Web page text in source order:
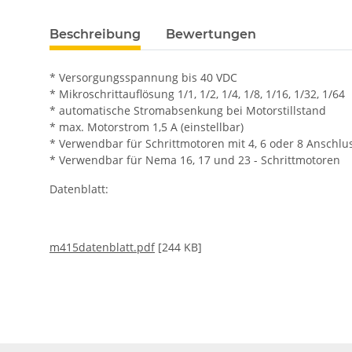
Beschreibung Bewertungen
* Versorgungsspannung bis 40 VDC
* Mikroschrittauflösung 1/1, 1/2, 1/4, 1/8, 1/16, 1/32, 1/64
* automatische Stromabsenkung bei Motorstillstand
* max. Motorstrom 1,5 A (einstellbar)
* Verwendbar für Schrittmotoren mit 4, 6 oder 8
* Verwendbar für Nema 16, 17 und 23 - Schrittmotoren
Datenblatt:
m415datenblatt.pdf[244 KB]